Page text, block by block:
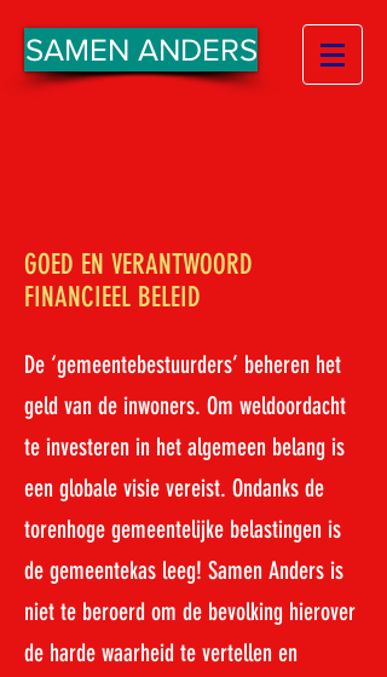
SAMEN ANDERS
GOED EN VERANTWOORD
FINANCIEEL BELEID
De ‘gemeentebestuurders’ beheren het
geld van de inwoners. Om weldoordacht
te investeren in het algemeen belang is
een globale visie vereist. Ondanks de
torenhoge gemeentelijke belastingen is
de gemeentekas leeg! Samen Anders is
niet te beroerd om de bevolking hierover
de harde waarheid te vertellen en